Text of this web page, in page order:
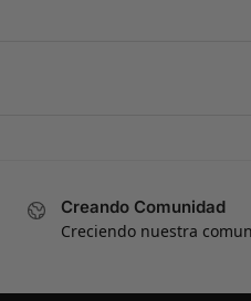
Creando Comunidad
Creciendo nuestra